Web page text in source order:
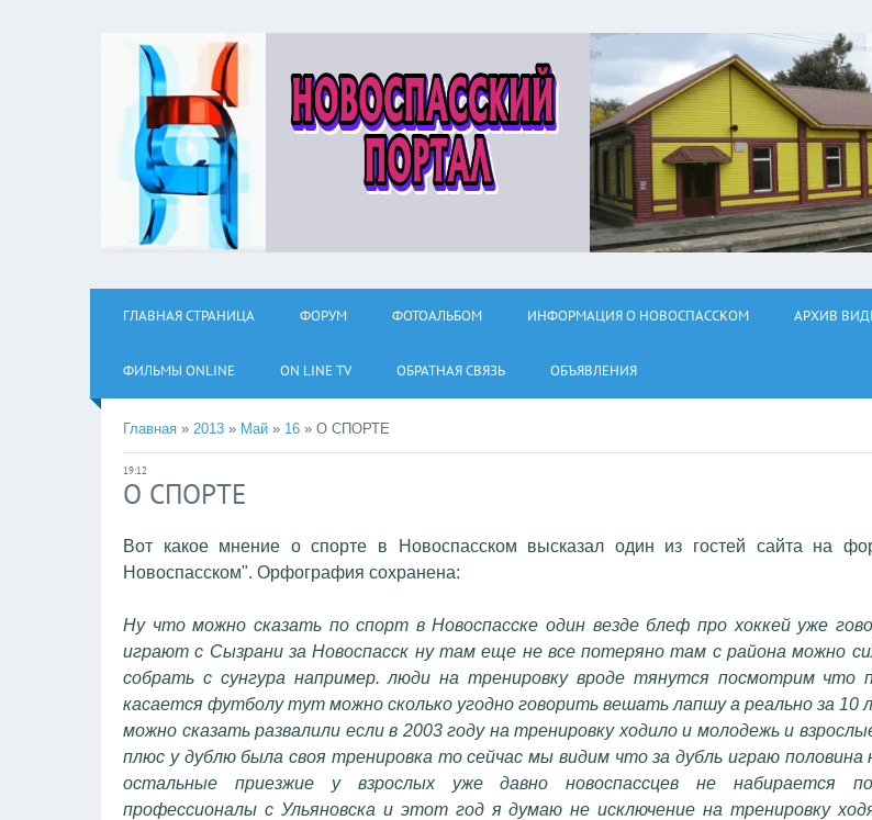
ГЛАВНАЯ СТРАНИЦА ФОРУМ ФОТОАЛЬБОМ ИНФОРМАЦИЯ О НОВОСПАССКОМ АРХИВ
ФИЛЬМЫ ОNLINE ON LINE TV ОБРАТНАЯ СВЯЗЬ ОБЪЯВЛЕНИЯ
Главная » 2013 » Май » 16 » О СПОРТЕ
19:12
О СПОРТЕ
Вот какое мнение о спорте в Новоспасском высказал один из гостей сайта на
Новоспасском". Орфография сохранена:
Ну что можно сказать по спорт в Новоспасске один везде блеф про хоккей уже
играют с Сызрани за Новоспасск ну там еще не все потеряно там с района можно
собрать с сунгура например. люди на тренировку вроде тянутся посмотрим что
касается футболу тут можно сколько угодно говорить вешать лапшу а реально за 10
можно сказать развалили если в 2003 году на тренировку ходило и молодежь и
плюс у дублю была своя тренировка то сейчас мы видим что за дубль играю половина
остальные приезжие у взрослых уже давно новоспассцев не набирается
профессионалы с Ульяновска и этот год я думаю не исключение на тренировку